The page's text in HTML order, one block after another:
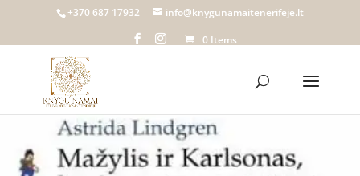
+370 687 17932
info@knygunamaitenerifeje.lt
0 Items
Knygų namai Tenerifeje/Biblioteka/Literatūra vaikams ir
Astrid